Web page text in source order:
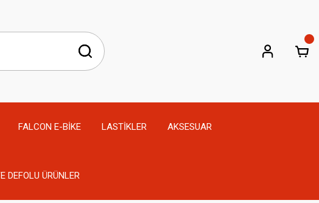
FALCON E-BİKE LASTİKLER AKSESUAR
DEFOLU ÜRÜNLER